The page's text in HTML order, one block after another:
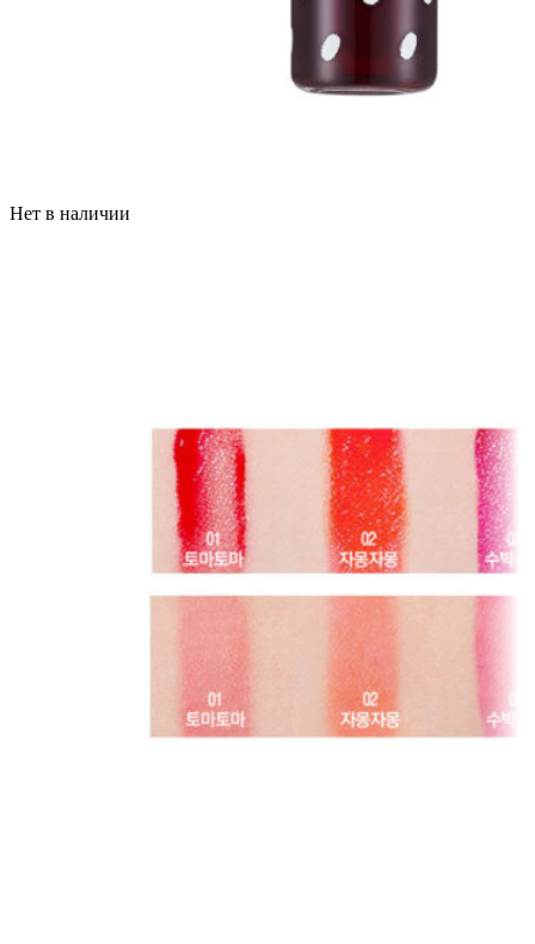
Нет в наличии